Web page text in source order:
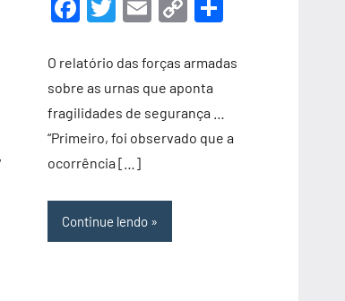
novembro
2022
Facebook
Twitter
EmailCopy
O relatório das forças armadas
sobre as urnas que aponta
fragilidades de segurança …
“Primeiro, foi observado que a
ocorrência […]
Continue lendo